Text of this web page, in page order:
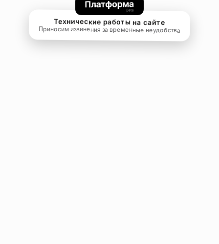
Технические работы на сайте
Приносим извинения за временные неудобства